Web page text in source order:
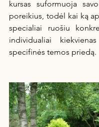
kursas suformuoja
poreikius, todėl kai ką
specialiai ruošiu
individualiai
specifinės temos priedą.